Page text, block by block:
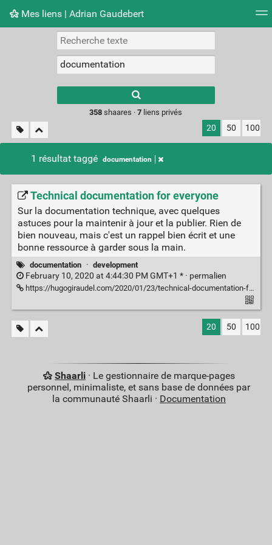
Mes liens | Adrian Gaudebert
Nuage de tags Mur d'images
results.
358 shaares ·7 liens privés
20 50 100
1 résultat taggé documentation
Technical documentation for everyone
Sur la documentation technique, avec quelques
astuces pour la maintenir à jour et la publier. Rien de
bien nouveau, mais c'est un rappel bien écrit et une
bonne ressource à garder sous la main.
documentation · development
February 10, 2020 at 4:44:30 PM GMT+1 * · permalien
https://hugogiraudel.com/2020/01/23/technical-documentation-for-everyone/
20 50 100
Shaarli· Le gestionnaire de marque-pages
personnel, minimaliste, et sans base de données par
la communauté Shaarli · Documentation